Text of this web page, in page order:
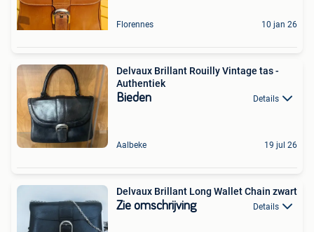
Florennes 10 jan 26
Delvaux Brillant Rouilly Vintage tas -
Authentiek
Bieden Details
Aalbeke 19 jul 26
Delvaux Brillant Long Wallet Chain zwart
Zie omschrijving Details